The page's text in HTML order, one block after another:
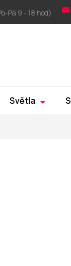
Světla